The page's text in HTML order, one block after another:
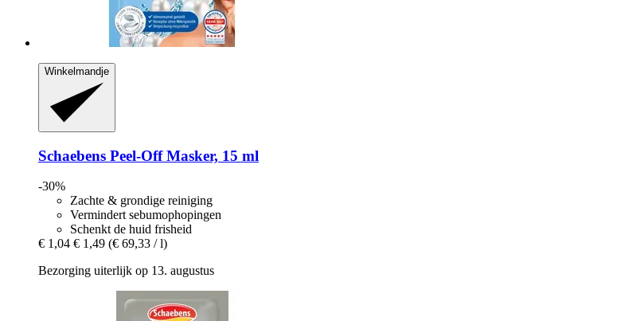
Winkelmandje
Schaebens Peel-​Off Masker, 15 ml
-30%
Zachte & grondige reiniging
Vermindert sebumophopingen
Schenkt de huid frisheid
€ 1,04 € 1,49 (€ 69,33 / l)
Bezorging uiterlijk op 13. augustus